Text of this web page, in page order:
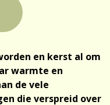
en kerst al om
warmte en
de vele
die verspreid over